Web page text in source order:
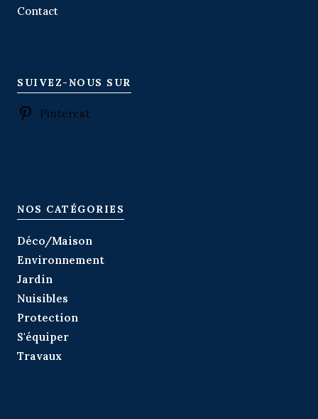
Contact
SUIVEZ-NOUS SUR
Pinterest
NOS CATÉGORIES
Déco/Maison
Environnement
Jardin
Nuisibles
Protection
S'équiper
Travaux